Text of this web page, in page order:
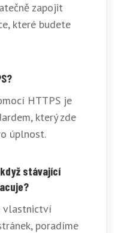
zapojit
které budete
HTTPS je
který zde
úplnost.
stávající
vlastnictví
poradíme